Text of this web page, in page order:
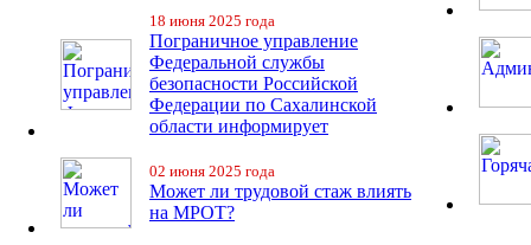
18 июня 2025 года
Пограничное управление
Федеральной службы
безопасности Российской
Федерации по Сахалинской
области информирует
02 июня 2025 года
Может ли трудовой стаж влиять
на МРОТ?